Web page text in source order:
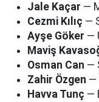
Jale Kaçar —
Cezmi Kılıç —
Ayşe Göker —
Maviş
Osman Can —
Zahir Özgen —
Havva Tunç —